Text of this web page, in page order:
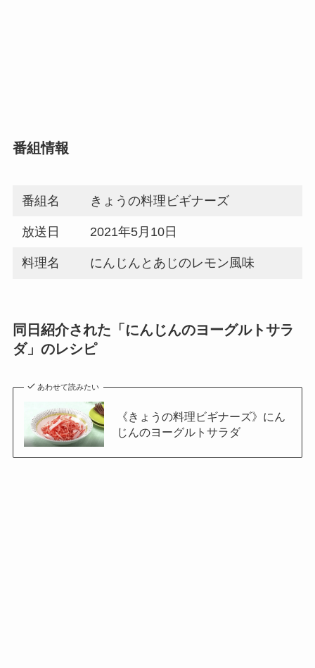
番組情報
番組名 きょうの料理ビギナーズ
放送日 2021年5月10日
料理名 にんじんとあじのレモン風味
同日紹介された「にんじんのヨーグルトサラ
ダ」のレシピ
あわせて読みたい
《きょうの料理ビギナーズ》にん
じんのヨーグルトサラダ